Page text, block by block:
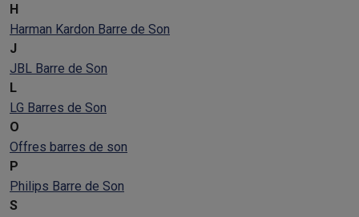
H
Harman Kardon Barre de Son
J
JBL Barre de Son
L
LG Barres de Son
O
Offres barres de son
P
Philips Barre de Son
S